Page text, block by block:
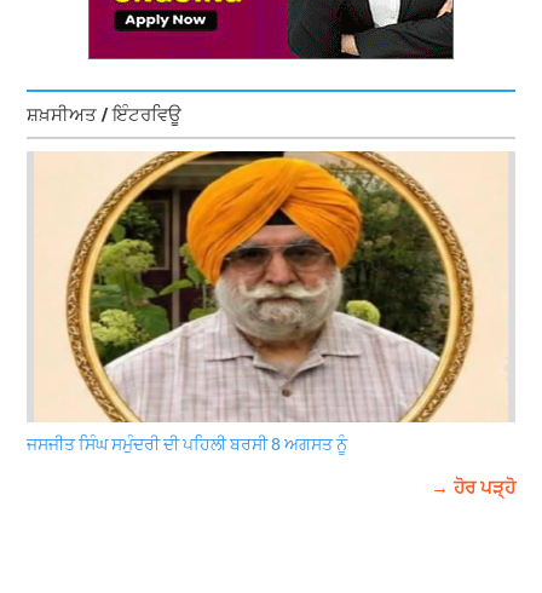
ਸ਼ਖ਼ਸੀਅਤ / ਇੰਟਰਵਿਊ
ਜਸਜੀਤ ਸਿੰਘ ਸਮੁੰਦਰੀ ਦੀ ਪਹਿਲੀ ਬਰਸੀ 8 ਅਗਸਤ ਨੂੰ
→ ਹੋਰ ਪੜ੍ਹੋ